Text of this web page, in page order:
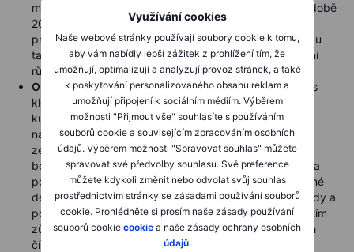
Využívání cookies
Naše webové stránky používají soubory cookie k tomu,
aby vám nabídly lepší zážitek z prohlížení tím, že
umožňují, optimalizují a analyzují provoz stránek, a také
k poskytování personalizovaného obsahu reklam a
umožňují připojení k sociálním médiím. Výběrem
možnosti "Přijmout vše" souhlasíte s používáním
souborů cookie a souvisejícím zpracováním osobních
údajů. Výběrem možnosti "Spravovat souhlas" můžete
spravovat své předvolby souhlasu. Své preference
můžete kdykoli změnit nebo odvolat svůj souhlas
prostřednictvím stránky se zásadami používání souborů
cookie. Prohlédněte si prosím naše zásady používání
souborů cookie cookie a naše zásady ochrany osobních
údajů.
momentum a vyhnulo se retestu klíčové podpory v podobě
200denního klouzavého průměru na 4365 USD, trh
pravděpodobně potřebuje další uvolnění inflačního tlaku
taženého ropou nebo nové důkazy, že rizika zpomalení
růstu začínají převažovat nad inflačními obavami.
Obilniny zůstaly pod tlakem,když index BCOM Grains
klesl třetí seanci v řadě, tentokrát veden poklesem
kukuřice a sóji. Trh dál odebírá dřívější zisky tažené
nadějemi na vyšší čínské nákupy amerických
zemědělských produktů a pozornost se vrací k
bezprostřednějším fundamentům. Levnější ropa oslabila
podporu pro poptávku po biopalivech, zatímco nedávné
deště na americkém Středozápadě zlepšily vlhkost půdy a
podpořily příznivý raný výhled pro vývoj plodin. Prozatím
zůstávají klíčovými faktory počasí a rozsah případných
čínských nákupů.